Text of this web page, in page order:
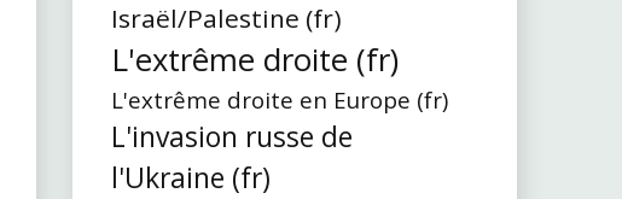
Israël/Palestine (fr)
L'extrême droite (fr)
L'extrême droite en Europe (fr)
L'invasion russe de
l'Ukraine (fr)